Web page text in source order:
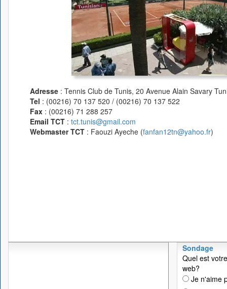
Adresse : Tennis Club de Tunis, 20 Avenue Alain Savary
Tel : (00216) 70 137 520 / (00216) 70 137 522
Fax : (00216) 71 288 257
Email TCT : tct.tunis@gmail.com
Webmaster TCT : Faouzi Ayeche (fanfan12tn@yahoo.fr)
Sondage
Quel est
web?
Je n'aime